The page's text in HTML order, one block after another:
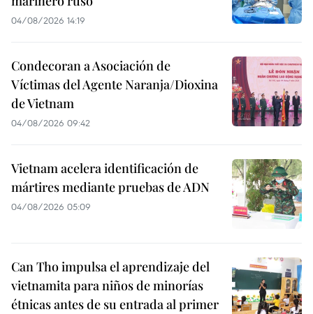
04/08/2026 14:19
Condecoran a Asociación de
Víctimas del Agente Naranja/Dioxina
de Vietnam
04/08/2026 09:42
Vietnam acelera identificación de
mártires mediante pruebas de ADN
04/08/2026 05:09
Can Tho impulsa el aprendizaje del
vietnamita para niños de minorías
étnicas antes de su entrada al primer